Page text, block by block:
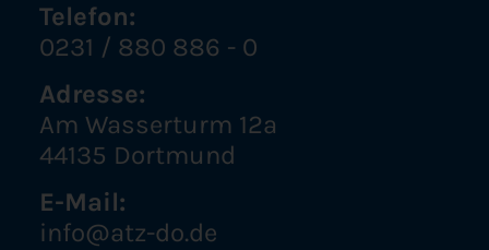
Telefon:
0231 / 880 886 - 0
Adresse:
Am Wasserturm 12a
44135 Dortmund
E-Mail:
info@atz-do.de